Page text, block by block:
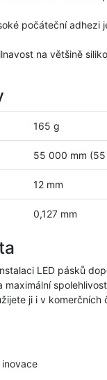
počáteční adhezi
na většině
165 g
55 000 mm (55
12 mm
0,127 mm
LED pásků
ji i v